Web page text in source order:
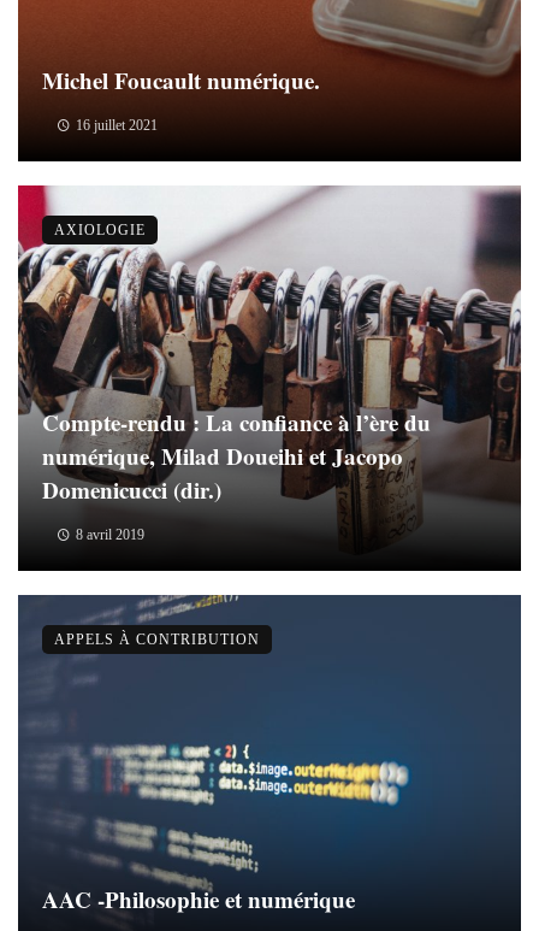
Michel Foucault numérique.
16 juillet 2021
Compte-rendu : La confiance à l’ère du
numérique, Milad Doueihi et Jacopo
Domenicucci (dir.)
8 avril 2019
AXIOLOGIE
AAC -Philosophie et numérique
APPELS À CONTRIBUTION